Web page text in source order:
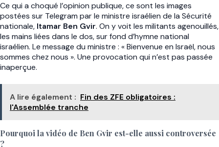
Ce qui a choqué l’opinion publique, ce sont les images
postées sur Telegram par le ministre israélien de la Sécurité
nationale, Itamar Ben Gvir. On y voit les militants agenouillés,
les mains liées dans le dos, sur fond d’hymne national
israélien. Le message du ministre : « Bienvenue en Israël, nous
sommes chez nous ». Une provocation qui n’est pas passée
inaperçue.
A lire également : Fin des ZFE obligatoires :
l'Assemblée tranche
Pourquoi la vidéo de Ben Gvir est-elle aussi controversée
?